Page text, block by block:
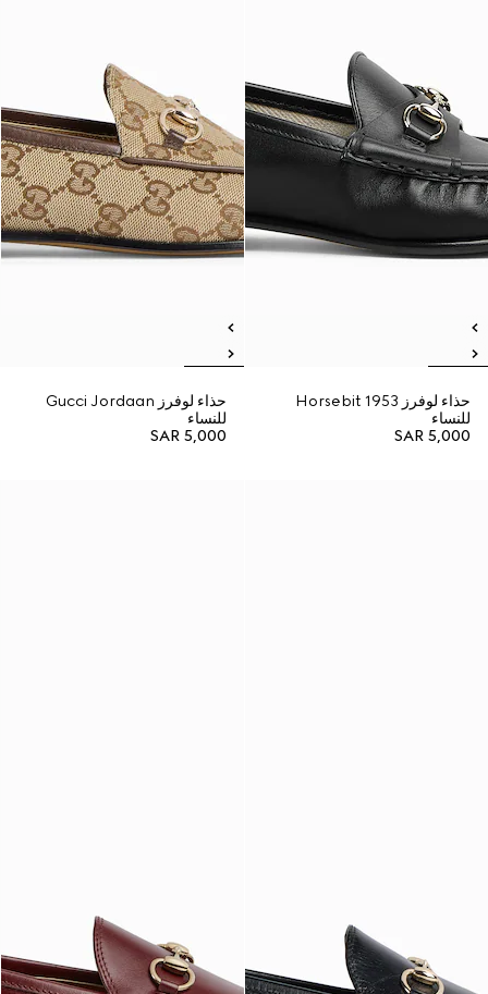
حذاء لوفرز Horsebit 1953
للنساء
SAR 5,000
حذاء لوفرز Gucci Jordaan
للنساء
SAR 5,000